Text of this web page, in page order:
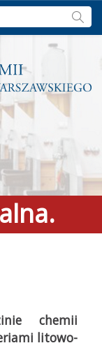
Szukaj:
>
chemii
litowo-